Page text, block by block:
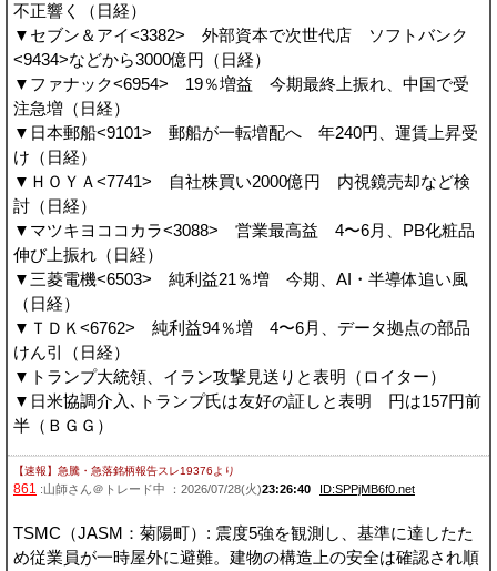
不正響く（日経）
▼セブン＆アイ<3382> 外部資本で次世代店 ソフトバンク
<9434>などから3000億円（日経）
▼ファナック<6954> 19％増益 今期最終上振れ、中国で受
注急増（日経）
▼日本郵船<9101> 郵船が一転増配へ 年240円、運賃上昇受
け（日経）
▼ＨＯＹＡ<7741> 自社株買い2000億円 内視鏡売却など検
討（日経）
▼マツキヨココカラ<3088> 営業最高益 4〜6月、PB化粧品
伸び上振れ（日経）
▼三菱電機<6503> 純利益21％増 今期、AI・半導体追い風
（日経）
▼ＴＤＫ<6762> 純利益94％増 4〜6月、データ拠点の部品
けん引（日経）
▼トランプ大統領、イラン攻撃見送りと表明（ロイター）
▼日米協調介入､トランプ氏は友好の証しと表明 円は157円前
半（ＢＧＧ）
【速報】急騰・急落銘柄報告スレ19376 より
861 :山師さん＠トレード中 ：2026/07/28(火)23:26:40 ID:SPPjMB6f0.net
TSMC（JASM：菊陽町）: 震度5強を観測し、基準に達したた
め従業員が一時屋外に避難。建物の構造上の安全は確認され順